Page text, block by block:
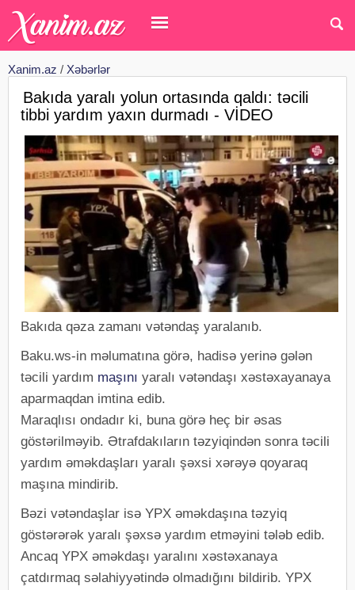
Xanim.az / Xəbərlər
Bakıda yaralı yolun ortasında qaldı: təcili
tibbi yardım yaxın durmadı - VİDEO
Bakıda qəza zamanı vətəndaş yaralanıb.
Baku.ws-in məlumatına görə, hadisə yerinə gələn
təcili yardım maşını yaralı vətəndaşı xəstəxayanaya
aparmaqdan imtina edib.
Maraqlısı ondadır ki, buna görə heç bir əsas
göstərilməyib. Ətrafdakıların təzyiqindən sonra təcili
yardım əməkdaşları yaralı şəxsi xərəyə qoyaraq
maşına mindirib.
Bəzi vətəndaşlar isə YPX əməkdaşına təzyiq
göstərərək yaralı şəxsə yardım etməyini tələb edib.
Ancaq YPX əməkdaşı yaralını xəstəxanaya
çatdırmaq səlahiyyətində olmadığını bildirib. YPX